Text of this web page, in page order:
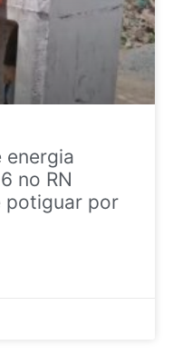
energia
no RN
potiguar por